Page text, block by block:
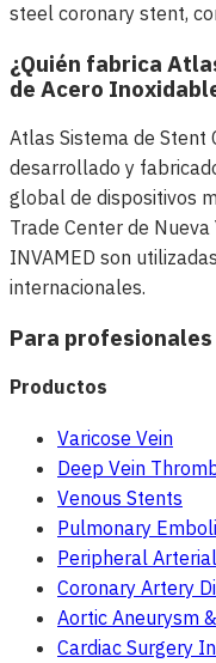
steel coronary stent,
¿Quién fabrica
de Acero
Atlas Sistema de Stent
desarrollado y
global de dispositivos
Trade Center de Nueva
INVAMED son
internacionales.
Para
Productos
Varicose Vein
Deep Vein
Venous Stents
Pulmonary
Peripheral
Coronary Artery
Aortic Aneurysm
Cardiac Surgery